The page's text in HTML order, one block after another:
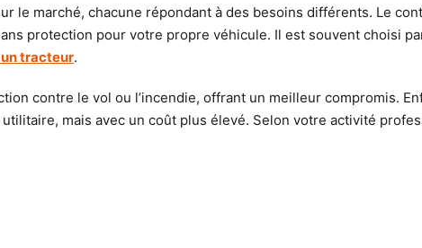
le marché, chacune répondant à des besoins différents. Le
protection pour votre propre véhicule. Il est souvent choisi
tracteur.
contre le vol ou l’incendie, offrant un meilleur compromis.
mais avec un coût plus élevé. Selon votre activité